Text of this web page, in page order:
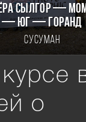
Сылгор —
— Юг — Горанд
Сусуман
о